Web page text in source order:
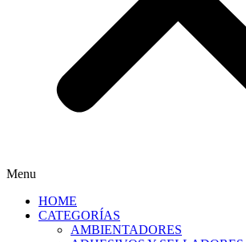
Menu
HOME
CATEGORÍAS
AMBIENTADORES